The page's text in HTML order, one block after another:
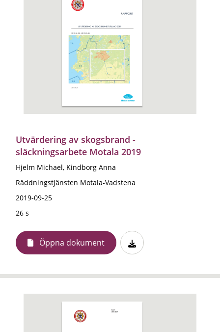
Utvärdering av skogsbrand -
släckningsarbete Motala 2019
Hjelm Michael, Kindborg Anna
Räddningstjänsten Motala-Vadstena
2019-09-25
26 s
Öppna dokument